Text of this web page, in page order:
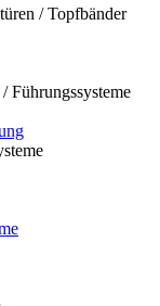
/ Topfbänder
Führungssysteme